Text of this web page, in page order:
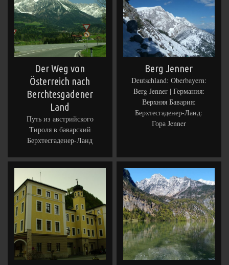
Der Weg von
Österreich nach
Berchtesgadener
Land
Путь из австрийского
Тироля в баварский
Берхтесгаденер-Ланд
Berg Jenner
Deutschland: Oberbayern:
Berg Jenner | Германия:
Верхняя Бавария:
Берхтесгаденер-Ланд:
Гора Jenner